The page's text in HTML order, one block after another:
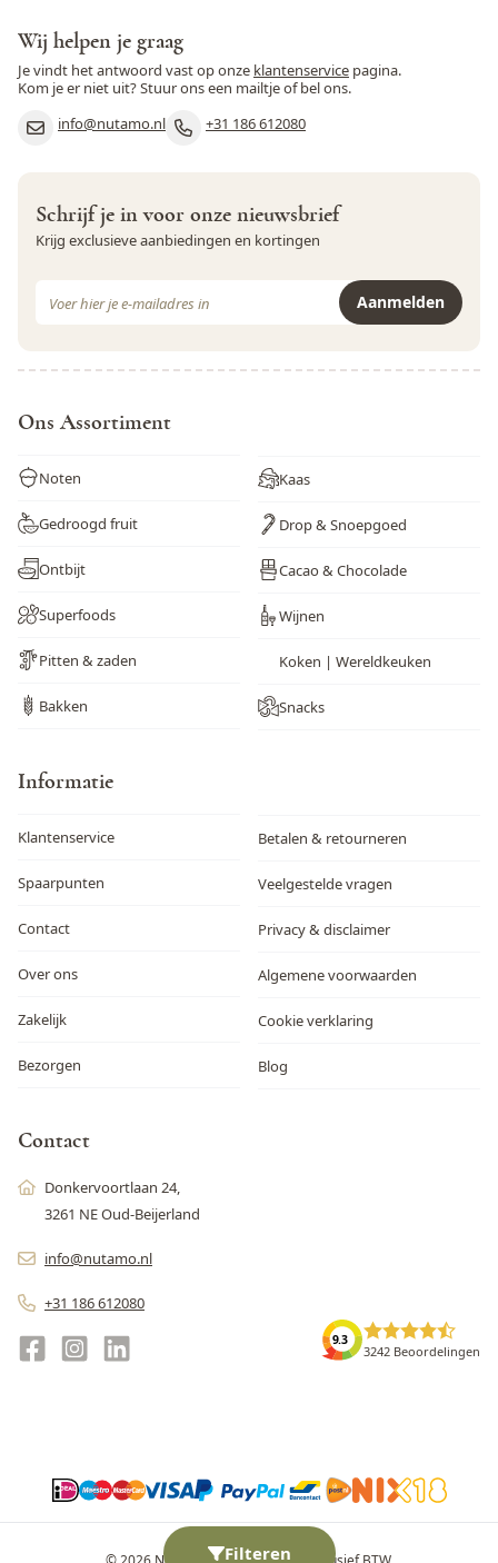
Filteren
Wij helpen je graag
Je vindt het antwoord vast op onze klantenservice pagina.
Kom je er niet uit? Stuur ons een mailtje of bel ons.
info@nutamo.nl
+31 186 612080
Schrijf je in voor onze nieuwsbrief
Krijg exclusieve aanbiedingen en kortingen
Aanmelden
Ons Assortiment
Noten
Gedroogd fruit
Ontbijt
Superfoods
Pitten & zaden
Bakken
Kaas
Drop & Snoepgoed
Cacao & Chocolade
Wijnen
Koken | Wereldkeuken
Snacks
Informatie
Klantenservice
Spaarpunten
Contact
Over ons
Zakelijk
Bezorgen
Betalen & retourneren
Veelgestelde vragen
Privacy & disclaimer
Algemene voorwaarden
Cookie verklaring
Blog
Contact
Donkervoortlaan 24,
3261 NE Oud-Beijerland
info@nutamo.nl
+31 186 612080
9.3
3242 Beoordelingen